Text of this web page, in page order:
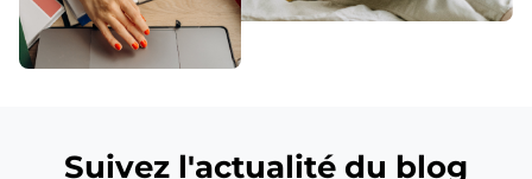
Suivez l'actualité du blog